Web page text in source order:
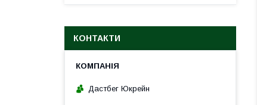
КОНТАКТИ
Дастбег Юкрейн